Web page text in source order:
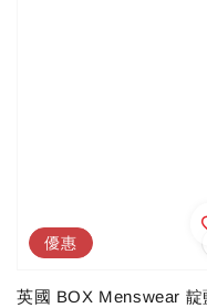
優惠
英國 BOX Menswear 靛